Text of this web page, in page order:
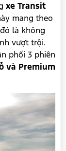
xe Transit
mang theo
là không
vượt trội.
phối 3 phiên
và Premium